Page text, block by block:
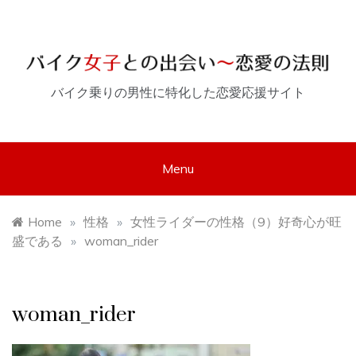
バイク乗りの男性に特化した恋愛応援サイト
Menu
Home » 性格 » 女性ライダーの性格（9）好奇心が旺
盛である » woman_rider
woman_rider